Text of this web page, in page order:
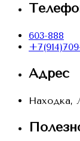
603-888
Адрес
Находка,